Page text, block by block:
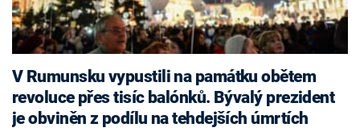
V Rumunsku vypustili na památku obětem
revoluce přes tisíc balónků. Bývalý prezident
je obviněn z podílu na tehdejších úmrtích